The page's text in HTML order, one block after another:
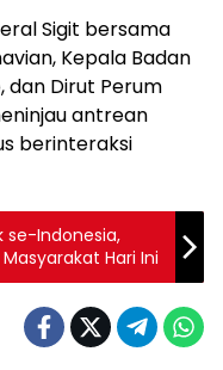
Sigit bersama
Kepala Badan
dan Dirut Perum
antrean
berinteraksi
se-Indonesia,
Hari Ini